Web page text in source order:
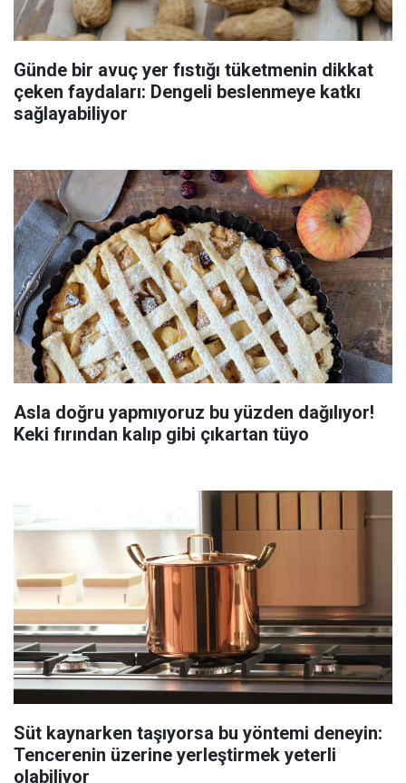
Günde bir avuç yer fıstığı tüketmenin dikkat
çeken faydaları: Dengeli beslenmeye katkı
sağlayabiliyor
Asla doğru yapmıyoruz bu yüzden dağılıyor!
Keki fırından kalıp gibi çıkartan tüyo
Süt kaynarken taşıyorsa bu yöntemi deneyin:
Tencerenin üzerine yerleştirmek yeterli
olabiliyor